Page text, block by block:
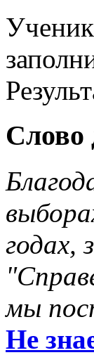
Слово
годах,
мы
Не